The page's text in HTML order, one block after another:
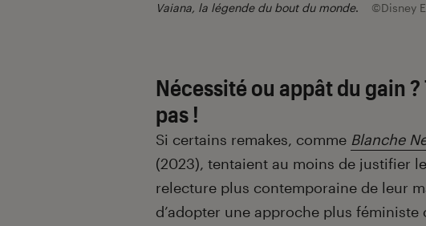
Vaiana, la légende du bout du monde. ©Disney
Nécessité ou appât du gain
pas !
Si certains remakes, comme Blanche
(2023), tentaient au moins de justifier
relecture plus contemporaine de leur
d’adopter une approche plus féministe